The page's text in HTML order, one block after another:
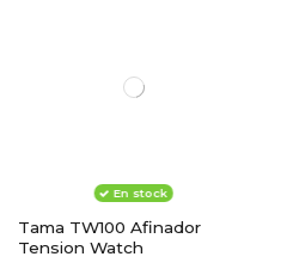
En stock
Tama TW100 Afinador
Tension Watch